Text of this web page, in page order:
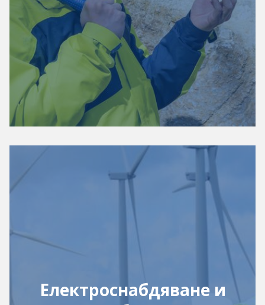
Електроснабдяване и